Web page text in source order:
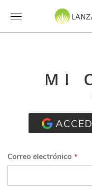
MI
Correo electrónico